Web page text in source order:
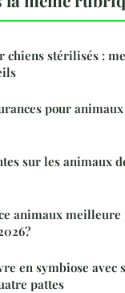
chiens stérilisés :
pour animaux
sur les animaux
animaux meilleure
en symbiose avec
pattes